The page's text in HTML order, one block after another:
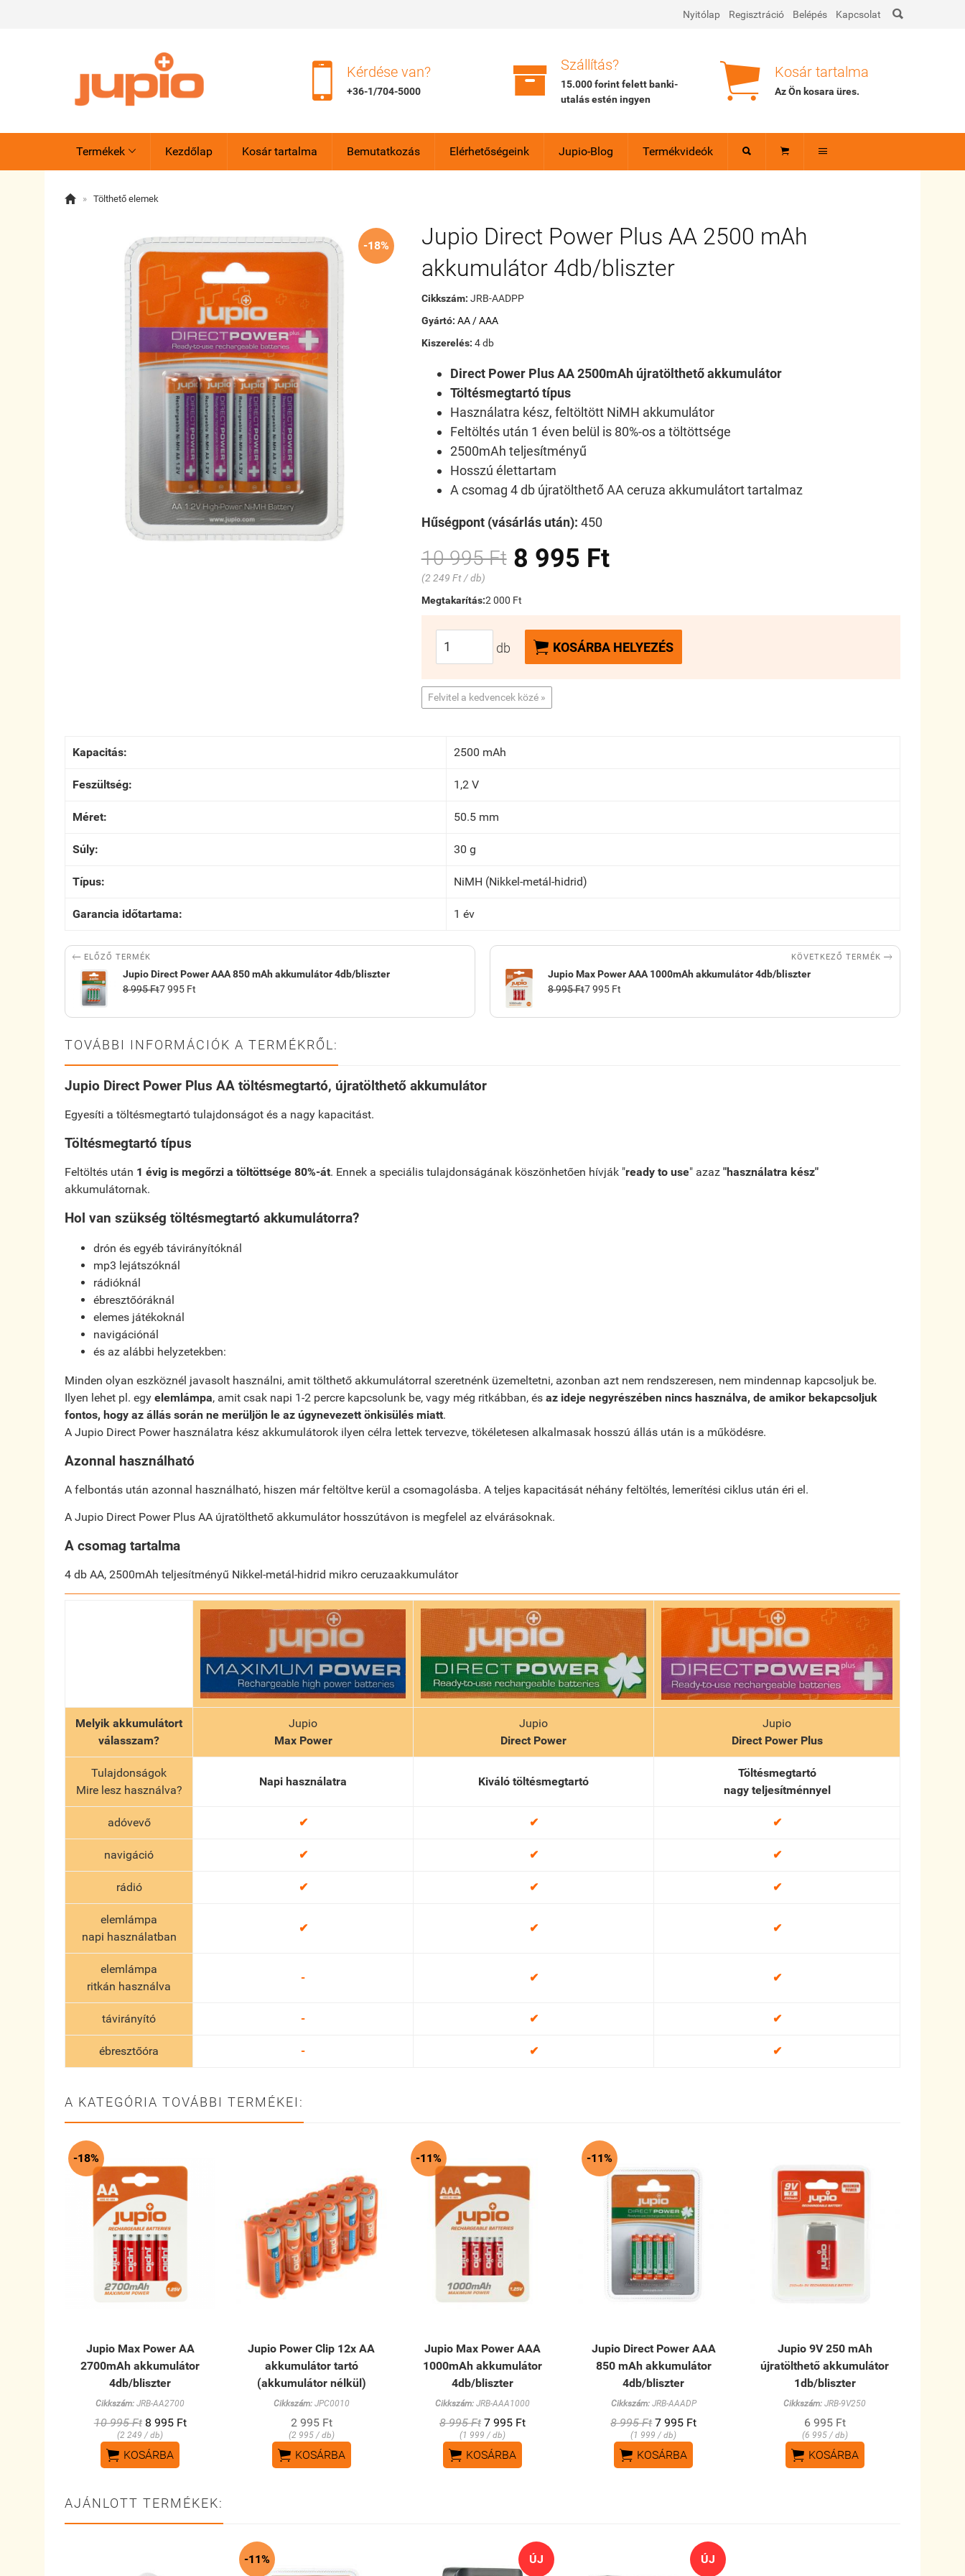
Nyitólap Regisztráció Belépés Kapcsolat 
 Kérdése van?
+36-1/704-5000  Szállítás?
15.000 forint felett banki-
utalás estén ingyen
 Kosár tartalma
Az Ön kosaraüres.
Termékek  Kezdőlap Kosár tartalma Bemutatkozás Elérhetőségeink Jupio-Blog Termékvideók   
 » Tölthető elemek
-18%
Jupio Direct Power Plus AA 2500 mAh
akkumulátor 4db/bliszter
Cikkszám: JRB-AADPP
Gyártó: AA / AAA
Kiszerelés: 4 db
Direct Power Plus AA 2500mAh újratölthető akkumulátor
Töltésmegtartó típus
Használatra kész, feltöltött NiMH akkumulátor
Feltöltés után 1 éven belül is 80%-os a töltöttsége
2500mAh teljesítményű
Hosszú élettartam
A csomag 4 db újratölthető AA ceruza akkumulátort tartalmaz
Hűségpont (vásárlás után): 450
10 995 Ft 8 995 Ft
(2 249 Ft / db)
Megtakarítás:2 000 Ft
db  KOSÁRBA HELYEZÉS
Felvitel a kedvencek közé »
Kapacitás: 2500 mAh
Feszültség: 1,2 V
Méret: 50.5 mm
Súly: 30 g
Típus: NiMH (Nikkel-metál-hidrid)
Garancia időtartama: 1 év
 ELŐZŐ TERMÉK
Jupio Direct Power AAA 850 mAh akkumulátor 4db/bliszter
8 995 Ft7 995 Ft
KÖVETKEZŐ TERMÉK 
Jupio Max Power AAA 1000mAh akkumulátor 4db/bliszter
8 995 Ft7 995 Ft
TOVÁBBI INFORMÁCIÓK A TERMÉKRŐL:
Jupio Direct Power Plus AA töltésmegtartó, újratölthető akkumulátor
Egyesíti a töltésmegtartó tulajdonságot és a nagy kapacitást.
Töltésmegtartó típus
Feltöltés után 1 évig is megőrzi a töltöttsége 80%-át. Ennek a speciális tulajdonságának köszönhetően hívják "ready to use" azaz "használatra kész"
akkumulátornak.
Hol van szükség töltésmegtartó akkumulátorra?
drón és egyéb távirányítóknál
mp3 lejátszóknál
rádióknál
ébresztőóráknál
elemes játékoknál
navigációnál
és az alábbi helyzetekben:
Minden olyan eszköznél javasolt használni, amit tölthető akkumulátorral szeretnénk üzemeltetni, azonban azt nem rendszeresen, nem mindennap kapcsoljuk be.
Ilyen lehet pl. egy elemlámpa, amit csak napi 1-2 percre kapcsolunk be, vagy még ritkábban, és az ideje negyrészében nincs használva, de amikor bekapcsoljuk
fontos, hogy az állás során ne merüljön le az úgynevezett önkisülés miatt.
A Jupio Direct Power használatra kész akkumulátorok ilyen célra lettek tervezve, tökéletesen alkalmasak hosszú állás után is a működésre.
Azonnal használható
A felbontás után azonnal használható, hiszen már feltöltve kerül a csomagolásba. A teljes kapacitását néhány feltöltés, lemerítési ciklus után éri el.
A Jupio Direct Power Plus AA újratölthető akkumulátor hosszútávon is megfelel az elvárásoknak.
A csomag tartalma
4 db AA, 2500mAh teljesítményű Nikkel-metál-hidrid mikro ceruzaakkumulátor
Melyik akkumulátort
válasszam?
Jupio
Max Power
Jupio
Direct Power
Jupio
Direct Power Plus
Tulajdonságok
Mire lesz használva?
Napi használatra Kiváló töltésmegtartó
Töltésmegtartó
nagy teljesítménnyel
adóvevő ✔ ✔ ✔
navigáció ✔ ✔ ✔
rádió ✔ ✔ ✔
elemlámpa
napi használatban
✔ ✔ ✔
elemlámpa
ritkán használva
- ✔ ✔
távirányító - ✔ ✔
ébresztőóra - ✔ ✔
A KATEGÓRIA TOVÁBBI TERMÉKEI:
-18%
Jupio Max Power AA
2700mAh akkumulátor
4db/bliszter
Cikkszám: JRB-AA2700
10 995 Ft 8 995 Ft
(2 249 / db)
 KOSÁRBA
Jupio Power Clip 12x AA
akkumulátor tartó
(akkumulátor nélkül)
Cikkszám:JPC0010
2 995 Ft
(2 995 / db)
 KOSÁRBA
-11%
Jupio Max Power AAA
1000mAh akkumulátor
4db/bliszter
Cikkszám:JRB-AAA1000
8 995 Ft 7 995 Ft
(1 999 / db)
 KOSÁRBA
-11%
Jupio Direct Power AAA
850 mAh akkumulátor
4db/bliszter
Cikkszám:JRB-AAADP
8 995 Ft 7 995 Ft
(1 999 / db)
 KOSÁRBA
Jupio 9V 250 mAh
újratölthető akkumulátor
1db/bliszter
Cikkszám: JRB-9V250
6 995 Ft
(6 995 / db)
 KOSÁRBA
AJÁNLOTT TERMÉKEK:
-11% ÚJ ÚJ